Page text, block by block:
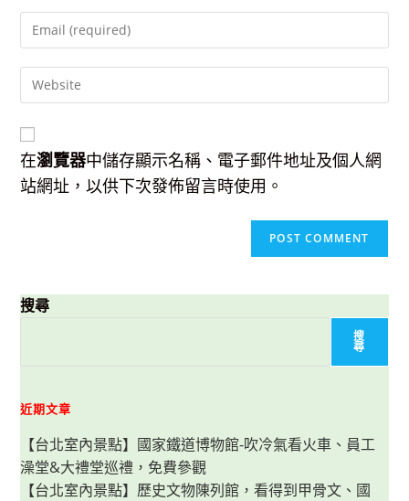
username
to
comment
your
address
toyour
(optional)
在瀏覽器中儲存顯示名稱、電子郵件地址及個人網
站網址，以供下次發佈留言時使用。
搜尋
搜
尋
近期文章
【台北室內景點】國家鐵道博物館-吹冷氣看火車、員工
澡堂&大禮堂巡禮，免費參觀
【台北室內景點】歷史文物陳列館，看得到甲骨文、國